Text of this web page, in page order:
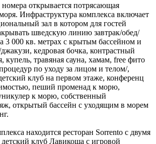
открывается потрясающая
Инфраструктура комплекса включает
зал в котором для гостей
шведскую линию завтрак/обед/
3 000 кв. метрах с крытым бассейном и
кедровая бочка, контрастный
купель, травяная сауна, хамам, free фито
по уходу за лицом и телом/,
клуб на первом этаже, конференц
пеший променад к морю,
к морю, собственный
открытый бассейн с уходящим в морем
находится ресторан Sorrento с двумя
детский клуб Лавикоша с игровой